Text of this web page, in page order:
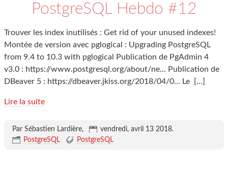
PostgreSQL Hebdo #12
Trouver les index inutilisés : Get rid of your unused indexes!
Montée de version avec pglogical : Upgrading PostgreSQL
from 9.4 to 10.3 with pglogical Publication de PgAdmin 4
v3.0 : https://www.postgresql.org/about/ne... Publication de
DBeaver 5 : https://dbeaver.jkiss.org/2018/04/0... Le
[…]
Lire la suite
Par Sébastien Lardière, vendredi, avril 13 2018.
PostgreSQL
PostgreSQL